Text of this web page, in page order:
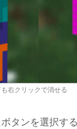
右クリックで消せる
タンを選択する